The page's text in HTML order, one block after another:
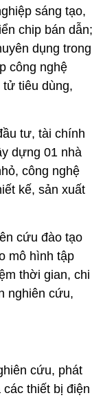
sáng tạo,
chip bán dẫn;
dụng trong
công nghệ
tiêu dùng,
tư, tài chính
dựng 01 nhà
công nghệ
kế, sản xuất
cứu đào tạo
mô hình tập
thời gian, chi
nghiên cứu,
cứu, phát
thiết bị điện